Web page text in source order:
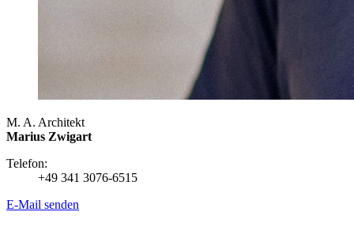
M. A. Architekt
Marius Zwigart
Telefon:
+49 341 3076-6515
E-Mail senden